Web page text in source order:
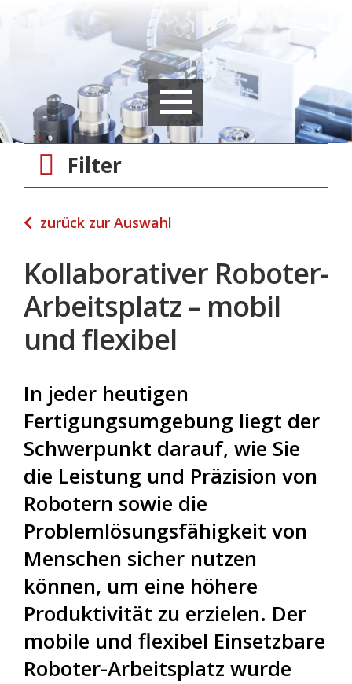
Filter
zurück zur Auswahl
Kollaborativer Roboter-
Arbeitsplatz – mobil
und flexibel
In jeder heutigen
Fertigungsumgebung liegt der
Schwerpunkt darauf, wie Sie
die Leistung und Präzision von
Robotern sowie die
Problemlösungsfähigkeit von
Menschen sicher nutzen
können, um eine höhere
Produktivität zu erzielen. Der
mobile und flexibel Einsetzbare
Roboter-Arbeitsplatz wurde